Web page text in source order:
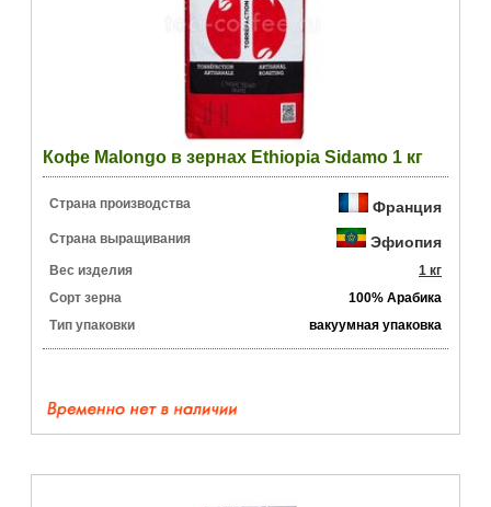
Кофе Malongo в зернах Ethiopia Sidamo 1 кг
Страна производства Франция
Страна выращивания Эфиопия
Вес изделия
1 кг
Сорт зерна
100% Арабика
Тип упаковки
вакуумная упаковка